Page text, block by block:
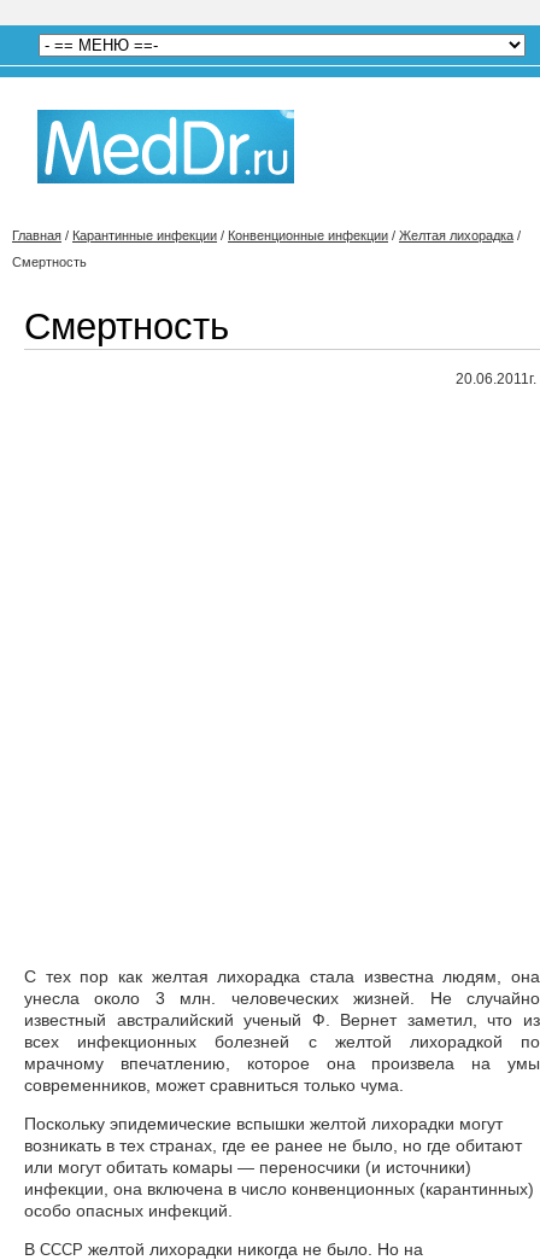
Главная / Карантинные инфекции / Конвенционные инфекции / Желтая лихорадка /
Смертность
Смертность
20.06.2011г.
С тех пор как желтая лихорадка стала известна людям, она
унесла около 3 млн. человеческих жизней. Не случайно
известный австралийский ученый Ф. Вернет заметил, что из
всех инфекционных болезней с желтой лихорадкой по
мрачному впечатлению, которое она произвела на умы
современников, может сравниться только чума.
Поскольку эпидемические вспышки желтой лихорадки могут
возникать в тех странах, где ее ранее не было, но где обитают
или могут обитать комары — переносчики (и источники)
инфекции, она включена в число конвенционных (карантинных)
особо опасных инфекций.
В СССР желтой лихорадки никогда не было. Но на